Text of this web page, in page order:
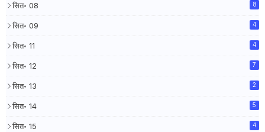
सित॰ 08 8
सित॰ 09 4
सित॰ 11 4
सित॰ 12 7
सित॰ 13 2
सित॰ 14 5
सित॰ 15 4